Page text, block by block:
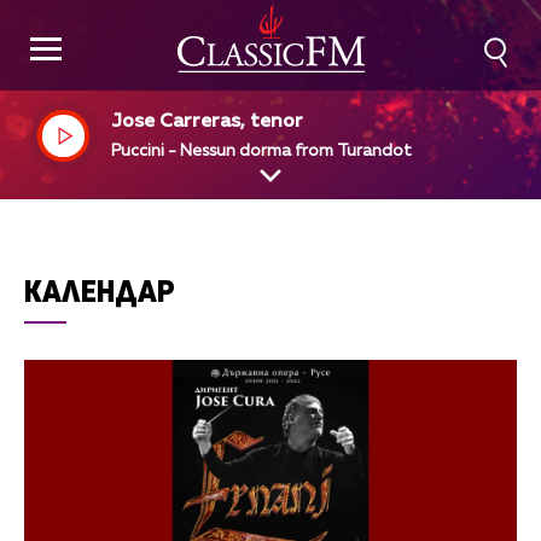
Jose Carreras, tenor
Puccini - Nessun dorma from Turandot
КАЛЕНДАР